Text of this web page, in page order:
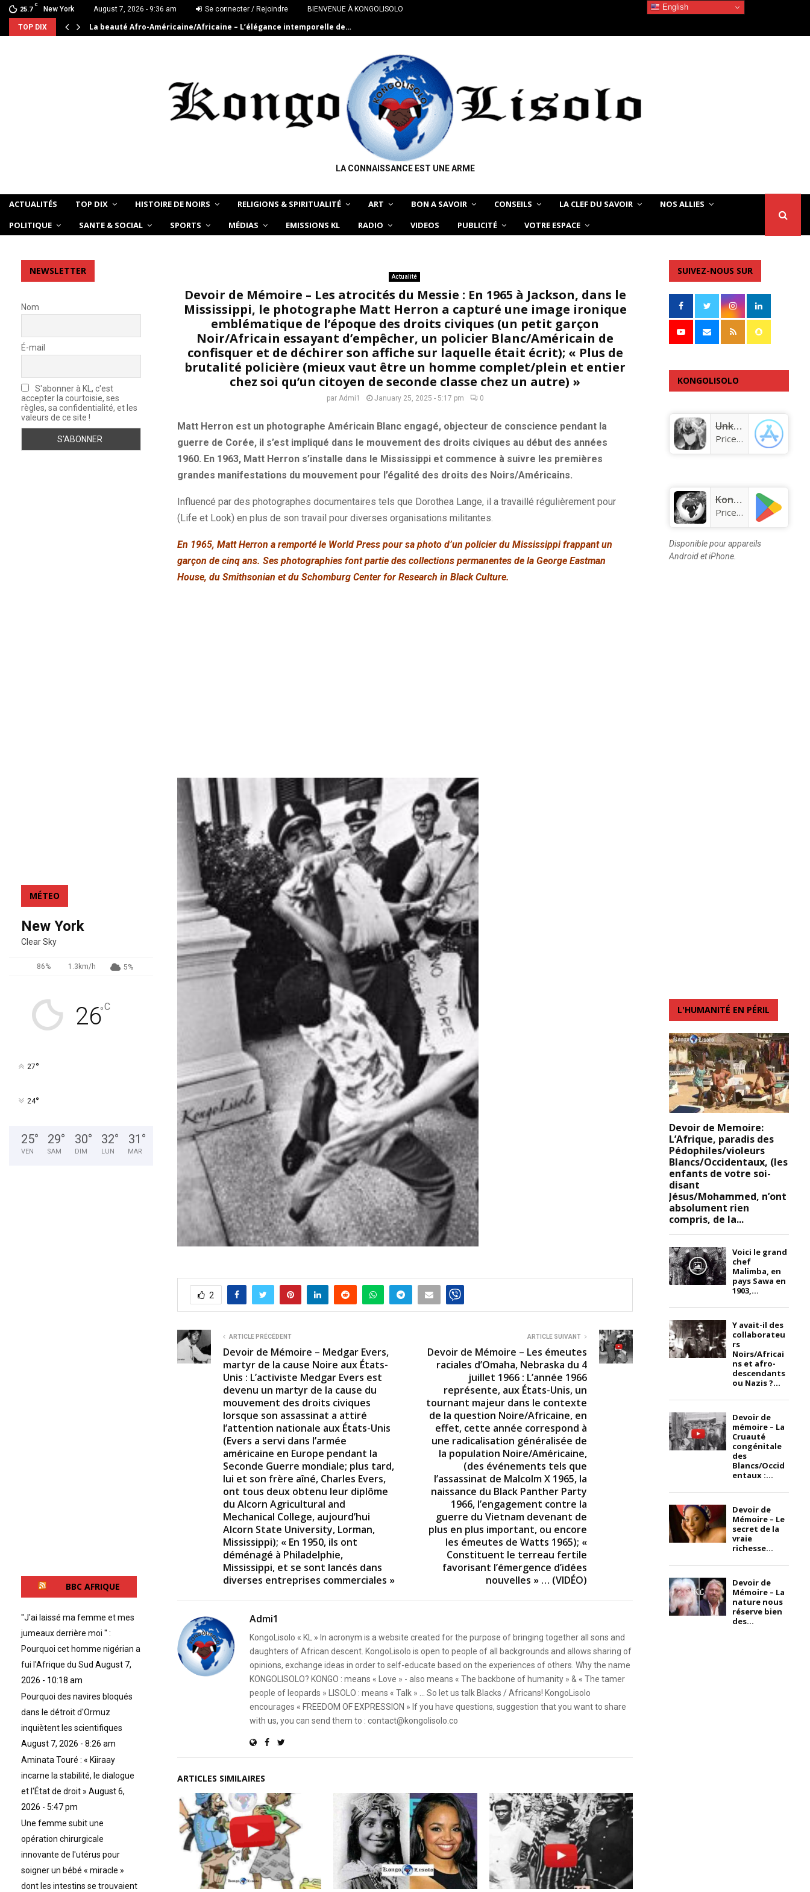
25.7
C
New York August 7, 2026 - 9:36 am Se connecter / Rejoindre BIENVENUE À KONGOLISOLO
TOP DIX La beauté Afro-Américaine/Africaine – L’élégance intemporelle de…
LA CONNAISSANCE EST UNE ARME
ACTUALITÉS TOP DIX HISTOIRE DE NOIRS RELIGIONS & SPIRITUALITÉ ART BON A SAVOIR CONSEILS LA CLEF DU SAVOIR
NOS ALLIES
POLITIQUE
SANTE & SOCIAL SPORTS MÉDIAS EMISSIONS KL RADIO VIDEOS PUBLICITÉ VOTRE ESPACE
Actualité
Devoir de Mémoire – Les atrocités du Messie : En 1965 à Jackson, dans le
Mississippi, le photographe Matt Herron a capturé une image ironique
emblématique de l’époque des droits civiques (un petit garçon
Noir/Africain essayant d’empêcher, un policier Blanc/Américain de
confisquer et de déchirer son affiche sur laquelle était écrit); « Plus de
brutalité policière (mieux vaut être un homme complet/plein et entier
chez soi qu’un citoyen de seconde classe chez un autre) »
par Admi1 January 25, 2025 - 5:17 pm 0
Matt Herron est un photographe Américain Blanc engagé, objecteur de conscience pendant la
guerre de Corée, il s’est impliqué dans le mouvement des droits civiques au début des années
1960. En 1963, Matt Herron s’installe dans le Mississippi et commence à suivre les premières
grandes manifestations du mouvement pour l’égalité des droits des Noirs/Américains.
Influencé par des photographes documentaires tels que Dorothea Lange, il a travaillé régulièrement pour
(Life et Look) en plus de son travail pour diverses organisations militantes.
En 1965, Matt Herron a remporté le World Press pour sa photo d’un policier du Mississippi frappant un
garçon de cinq ans. Ses photographies font partie des collections permanentes de la George Eastman
House, du Smithsonian et du Schomburg Center for Research in Black Culture.
2
ARTICLE PRÉCÉDENT
Devoir de Mémoire – Medgar Evers,
martyr de la cause Noire aux États-
Unis : L’activiste Medgar Evers est
devenu un martyr de la cause du
mouvement des droits civiques
lorsque son assassinat a attiré
l’attention nationale aux États-Unis
(Evers a servi dans l’armée
américaine en Europe pendant la
Seconde Guerre mondiale; plus tard,
lui et son frère aîné, Charles Evers,
ont tous deux obtenu leur diplôme
du Alcorn Agricultural and
Mechanical College, aujourd’hui
Alcorn State University, Lorman,
Mississippi); « En 1950, ils ont
déménagé à Philadelphie,
Mississippi, et se sont lancés dans
diverses entreprises commerciales »
ARTICLE SUIVANT
Devoir de Mémoire – Les émeutes
raciales d’Omaha, Nebraska du 4
juillet 1966 : L’année 1966
représente, aux États-Unis, un
tournant majeur dans le contexte
de la question Noire/Africaine, en
effet, cette année correspond à
une radicalisation généralisée de
la population Noire/Américaine,
(des événements tels que
l’assassinat de Malcolm X 1965, la
naissance du Black Panther Party
1966, l’engagement contre la
guerre du Vietnam devenant de
plus en plus important, ou encore
les émeutes de Watts 1965); «
Constituent le terreau fertile
favorisant l’émergence d’idées
nouvelles » … (VIDÉO)
Admi1
KongoLisolo « KL » In acronym is a website created for the purpose of bringing together all sons and
daughters of African descent. KongoLisolo is open to people of all backgrounds and allows sharing of
opinions, exchange ideas in order to self-educate based on the experiences of others. Why the name
KONGOLISOLO? KONGO : means « Love » - also means « The backbone of humanity » & « The tamer
people of leopards » LISOLO : means « Talk » ... So let us talk Blacks / Africans! KongoLisolo
encourages « FREEDOM OF EXPRESSION » If you have questions, suggestion that you want to share
with us, you can send them to : contact@kongolisolo.co
ARTICLES SIMILAIRES
NEWSLETTER
Nom
É-mail
S'abonner à KL, c'est
accepter la courtoisie, ses
règles, sa confidentialité, et les
valeurs de ce site !
MÉTEO
New York
Clear Sky
86% 1.3km/h 5%
26°C
27°
24°
25°
VEN
29°
SAM
30°
DIM
32°
LUN
31 °
MAR
BBC AFRIQUE
''J'ai laissé ma femme et mes
jumeaux derrière moi '' :
Pourquoi cet homme nigérian a
fui l'Afrique du Sud August 7,
2026 - 10:18 am
Pourquoi des navires bloqués
dans le détroit d'Ormuz
inquiètent les scientifiques
August 7, 2026 - 8:26 am
Aminata Touré : « Kiiraay
incarne la stabilité, le dialogue
et l'État de droit » August 6,
2026 - 5:47 pm
Une femme subit une
opération chirurgicale
innovante de l'utérus pour
soigner un bébé « miracle »
dont les intestins se trouvaient
SUIVEZ-NOUS SUR
KONGOLISOLO
Unknown app
Price:Free
KongoLisolo
Price:Free
Disponible pour appareils
Android et iPhone.
L'HUMANITÉ EN PÉRIL
Devoir de Memoire:
L’Afrique, paradis des
Pédophiles/violeurs
Blancs/Occidentaux, (les
enfants de votre soi-
disant
Jésus/Mohammed, n’ont
absolument rien
compris, de la...
Voici le grand
chef
Malimba, en
pays Sawa en
1903,...
Y avait-il des
collaborateu
rs
Noirs/Africai
ns et afro-
descendants
ou Nazis ?...
Devoir de
mémoire – La
Cruauté
congénitale
des
Blancs/Occid
entaux :...
Devoir de
Mémoire – Le
secret de la
vraie
richesse...
Devoir de
Mémoire – La
nature nous
réserve bien
des...
English